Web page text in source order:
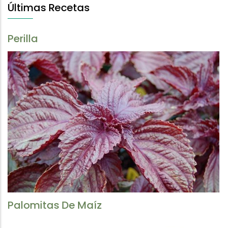
Últimas Recetas
Perilla
Palomitas De Maíz